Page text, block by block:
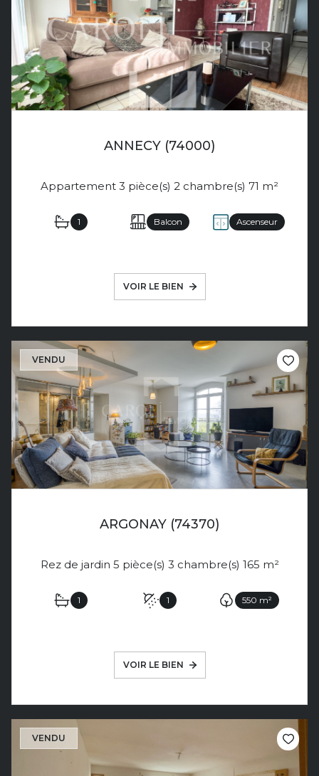
ANNECY (74000)
Appartement 3 pièce(s) 2 chambre(s) 71 m²
1 Balcon Ascenseur
VOIR LE BIEN
VENDU
ARGONAY (74370)
Rez de jardin 5 pièce(s) 3 chambre(s) 165 m²
1 1 550 m²
VOIR LE BIEN
VENDU